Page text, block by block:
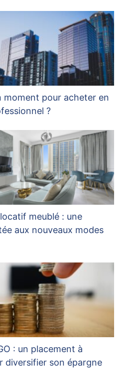
moment pour acheter en
?
meublé : une
aux nouveaux modes
: un placement à
diversifier son épargne